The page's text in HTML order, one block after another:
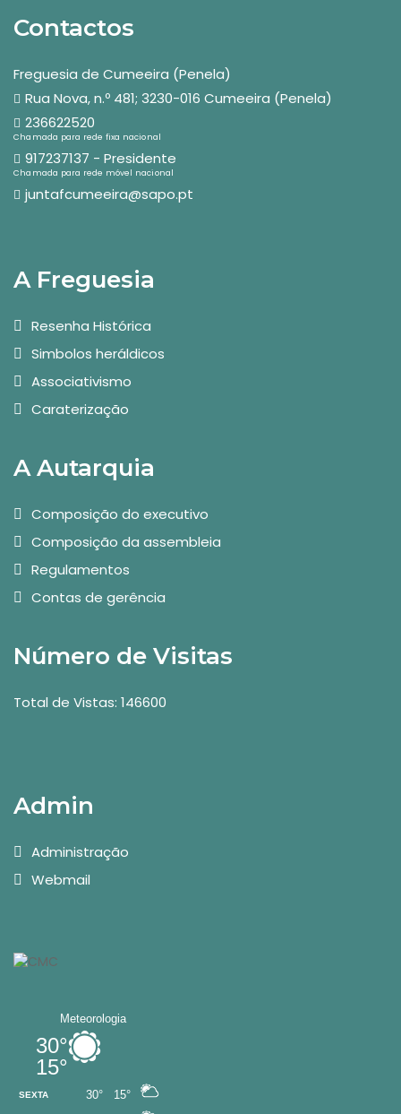
Contactos
Freguesia de Cumeeira (Penela)
Rua Nova, n.º 481; 3230-016 Cumeeira (Penela)
236622520
Chamada para rede fixa nacional
917237137 - Presidente
Chamada para rede móvel nacional
juntafcumeeira@sapo.pt
A Freguesia
Resenha Histórica
Simbolos heráldicos
Associativismo
Caraterização
A Autarquia
Composição do executivo
Composição da assembleia
Regulamentos
Contas de gerência
Número de Visitas
Total de Vistas: 146600
Admin
Administração
Webmail